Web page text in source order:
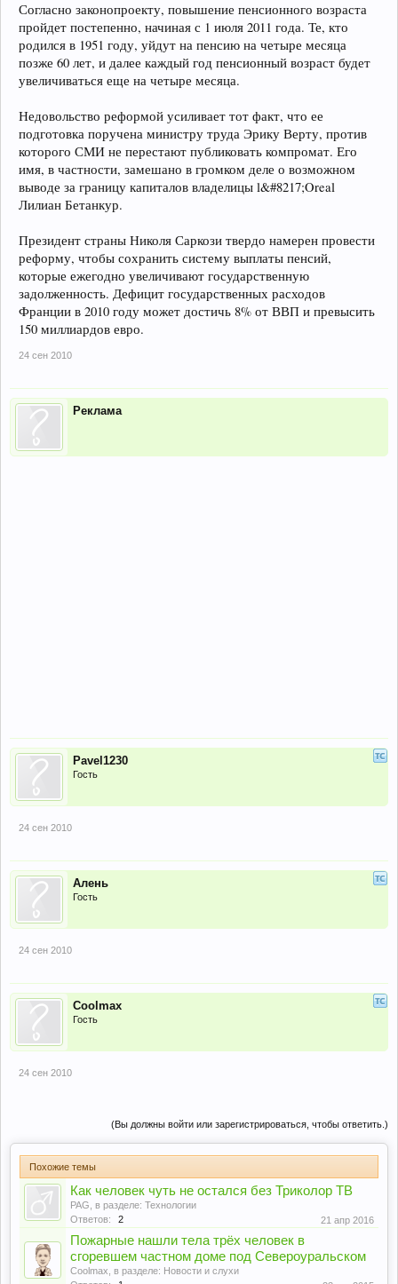
Согласно законопроекту, повышение пенсионного возраста
пройдет постепенно, начиная с 1 июля 2011 года. Те, кто
родился в 1951 году, уйдут на пенсию на четыре месяца
позже 60 лет, и далее каждый год пенсионный возраст будет
увеличиваться еще на четыре месяца.
Недовольство реформой усиливает тот факт, что ее
подготовка поручена министру труда Эрику Верту, против
которого СМИ не перестают публиковать компромат. Его
имя, в частности, замешано в громком деле о возможном
выводе за границу капиталов владелицы l&#8217;Oreal
Лилиан Бетанкур.
Президент страны Николя Саркози твердо намерен провести
реформу, чтобы сохранить систему выплаты пенсий,
которые ежегодно увеличивают государственную
задолженность. Дефицит государственных расходов
Франции в 2010 году может достичь 8% от ВВП и превысить
150 миллиардов евро.
24 сен 2010
Реклама
Pavel1230
Гость
24 сен 2010
Алень
Гость
24 сен 2010
Coolmax
Гость
24 сен 2010
(Вы должны войти или зарегистрироваться, чтобы ответить.)
Похожие темы
Как человек чуть не остался без Триколор ТВ
PAG , в разделе: Технологии
Ответов:
2 21 апр 2016
Пожарные нашли тела трёх человек в
сгоревшем частном доме под Североуральском
Coolmax , в разделе: Новости и слухи